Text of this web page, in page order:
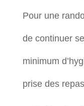
Pour une
de continuer
minimum
prise des repas